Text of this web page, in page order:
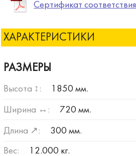
Сертификат соответствия
ХАРАКТЕРИСТИКИ
РАЗМЕРЫ
Высота ↕: 1850 мм.
Ширина ↔: 720 мм.
Длина ↗: 300 мм.
Вес: 12.000 кг.